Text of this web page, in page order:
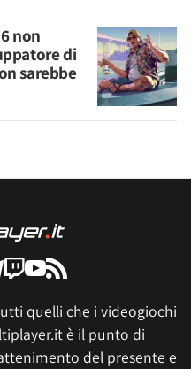
non
di
sarebbe
quelli che i videogiochi
è il punto di
del presente e